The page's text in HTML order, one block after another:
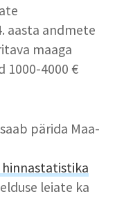
aasta andmete
maaga
4000 €
pärida Maa-
hinnastatistika
leiate ka